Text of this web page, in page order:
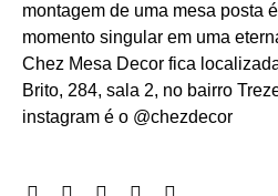
montagem de uma mesa posta
momento singular em uma
Chez Mesa Decor fica
Brito, 284, sala 2, no bairro
instagram é o @chezdecor